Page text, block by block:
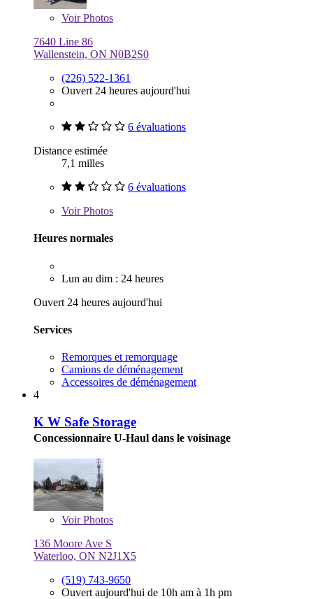
VoirPhotos
7640 Line 86
Wallenstein, ON N0B2S0
(226) 522-1361
Ouvert 24 heures aujourd'hui
6 évaluations
Distance estimée
7,1 milles
6 évaluations
VoirPhotos
Heures normales
Lun au dim : 24 heures
Ouvert 24 heures aujourd'hui
Services
Remorques et remorquage
Camions de déménagement
Accessoires de déménagement
4
K W Safe Storage
Concessionnaire U-Haul dans le voisinage
VoirPhotos
136 Moore Ave S
Waterloo, ON N2J1X5
(519) 743-9650
Ouvert aujourd'hui de 10h am à 1h pm